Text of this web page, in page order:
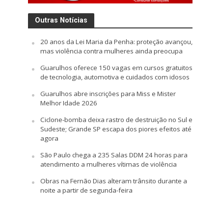
Outras Notícias
20 anos da Lei Maria da Penha: proteção avançou,
mas violência contra mulheres ainda preocupa
Guarulhos oferece 150 vagas em cursos gratuitos
de tecnologia, automotiva e cuidados com idosos
Guarulhos abre inscrições para Miss e Mister
Melhor Idade 2026
Ciclone-bomba deixa rastro de destruição no Sul e
Sudeste; Grande SP escapa dos piores efeitos até
agora
São Paulo chega a 235 Salas DDM 24 horas para
atendimento a mulheres vítimas de violência
Obras na Fernão Dias alteram trânsito durante a
noite a partir de segunda-feira